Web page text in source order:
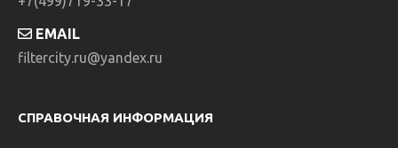
EMAIL
filtercity.ru@yandex.ru
СПРАВОЧНАЯ ИНФОРМАЦИЯ